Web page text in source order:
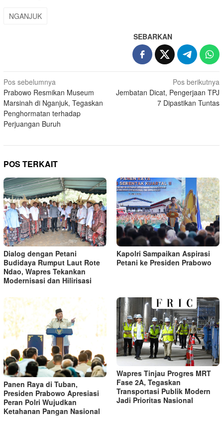
NGANJUK
SEBARKAN
Navigasi
pos
Pos sebelumnya
Prabowo Resmikan Museum
Marsinah di Nganjuk, Tegaskan
Penghormatan terhadap
Perjuangan Buruh
Pos berikutnya
Jembatan Dicat, Pengerjaan TPJ
7 Dipastikan Tuntas
POS TERKAIT
Dialog dengan Petani
Budidaya Rumput Laut Rote
Ndao, Wapres Tekankan
Modernisasi dan Hilirisasi
Kapolri Sampaikan Aspirasi
Petani ke Presiden Prabowo
Panen Raya di Tuban,
Presiden Prabowo Apresiasi
Peran Polri Wujudkan
Ketahanan Pangan Nasional
Wapres Tinjau Progres MRT
Fase 2A, Tegaskan
Transportasi Publik Modern
Jadi Prioritas Nasional